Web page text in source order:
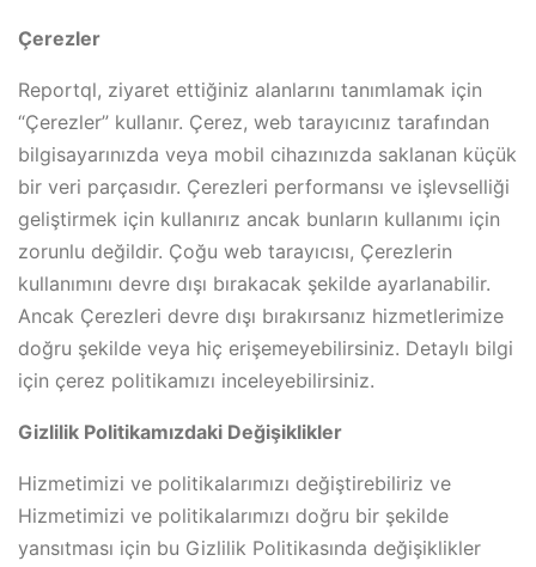
Çerezler
Reportql, ziyaret ettiğiniz alanlarını tanımlamak için
“Çerezler” kullanır. Çerez, web tarayıcınız tarafından
bilgisayarınızda veya mobil cihazınızda saklanan küçük
bir veri parçasıdır. Çerezleri performansı ve işlevselliği
geliştirmek için kullanırız ancak bunların kullanımı için
zorunlu değildir. Çoğu web tarayıcısı, Çerezlerin
kullanımını devre dışı bırakacak şekilde ayarlanabilir.
Ancak Çerezleri devre dışı bırakırsanız hizmetlerimize
doğru şekilde veya hiç erişemeyebilirsiniz. Detaylı bilgi
için çerez politikamızı inceleyebilirsiniz.
Gizlilik Politikamızdaki Değişiklikler
Hizmetimizi ve politikalarımızı değiştirebiliriz ve
Hizmetimizi ve politikalarımızı doğru bir şekilde
yansıtması için bu Gizlilik Politikasında değişiklikler